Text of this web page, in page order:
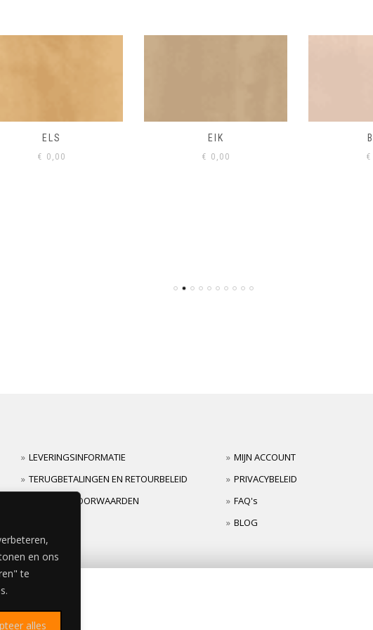
en ons
te
alles
ELS
€ 0,00
EIK
€ 0,00 €
LEVERINGSINFORMATIE
TERUGBETALINGEN EN RETOURBELEID
GARANTIEVOORWAARDEN
MIJN ACCOUNT
PRIVACYBELEID
FAQ's
BLOG